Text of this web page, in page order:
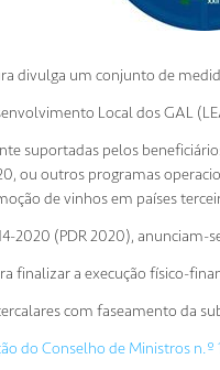
divulga um conjunto de
Local dos GAL
suportadas pelos
ou outros programas
de vinhos em países
(PDR 2020), anunciam-
finalizar a execução físico-
com faseamento da
do Conselho de Ministros